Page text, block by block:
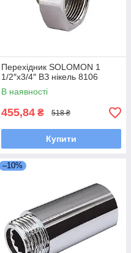
Перехідник SOLOMON 1
1/2″х3/4″ ВЗ нікель 8106
В наявності
455,84 ₴ 518 ₴
Купити
–10%